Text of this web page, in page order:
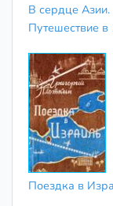
В сердце
Путешествие
Поездка в